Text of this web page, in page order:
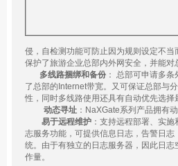
侵，自检测功能可防止因为规则设定不
保护了旅游企业总部内外网安全，并能
多线路捆绑和备份： 总部可申请多条
了总部的 Internet带宽。又可保证总部与
性，同时多线路使用还具有自动优先选
动态寻址： NaXGate系列产品拥有
易于远程维护：支持远程部署、实施
志服务功能，可提供信息日志，告警日
统。由于有独立的日志服务器，因此日
作量。